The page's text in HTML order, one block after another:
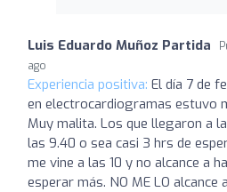
Luis Eduardo Muñoz Partida
ago
Experiencia positiva: El día 7 de
en electrocardiogramas estuvo
Muy malita. Los que llegaron a
las 9.40 o sea casi 3 hrs de
me vine a las 10 y no alcance a
esperar más. NO ME LO alcance